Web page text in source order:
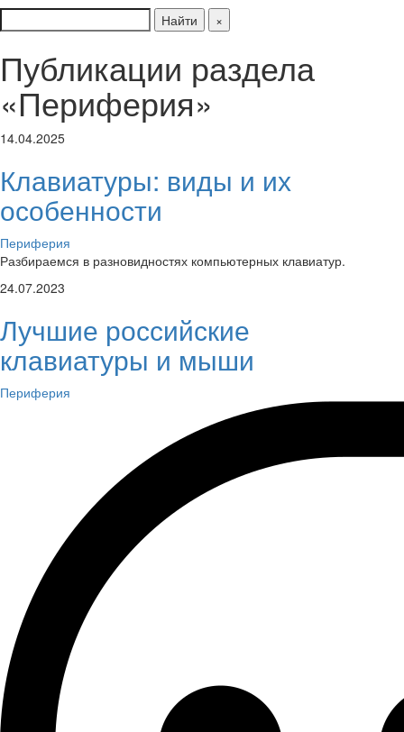
Найти
×
Публикации раздела
«Периферия»
14.04.2025
Клавиатуры: виды и их
особенности
Периферия
Разбираемся в разновидностях компьютерных клавиатур.
24.07.2023
Лучшие российские
клавиатуры и мыши
Периферия